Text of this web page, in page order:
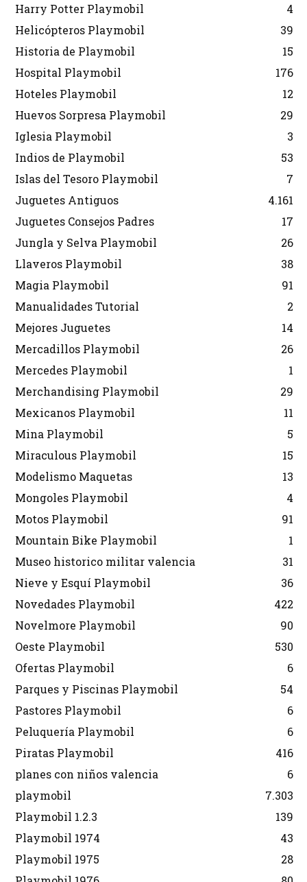
Harry Potter Playmobil
4
Helicópteros Playmobil
39
Historia de Playmobil
15
Hospital Playmobil
176
Hoteles Playmobil
12
Huevos Sorpresa Playmobil
29
Iglesia Playmobil
3
Indios de Playmobil
53
Islas del Tesoro Playmobil
7
Juguetes Antiguos
4.161
Juguetes Consejos Padres
17
Jungla y Selva Playmobil
26
Llaveros Playmobil
38
Magia Playmobil
91
Manualidades Tutorial
2
Mejores Juguetes
14
Mercadillos Playmobil
26
Mercedes Playmobil
1
Merchandising Playmobil
29
Mexicanos Playmobil
11
Mina Playmobil
5
Miraculous Playmobil
15
Modelismo Maquetas
13
Mongoles Playmobil
4
Motos Playmobil
91
Mountain Bike Playmobil
1
Museo historico militar valencia
31
Nieve y Esquí Playmobil
36
Novedades Playmobil
422
Novelmore Playmobil
90
Oeste Playmobil
530
Ofertas Playmobil
6
Parques y Piscinas Playmobil
54
Pastores Playmobil
6
Peluquería Playmobil
6
Piratas Playmobil
416
planes con niños valencia
6
playmobil
7.303
Playmobil 1.2.3
139
Playmobil 1974
43
Playmobil 1975
28